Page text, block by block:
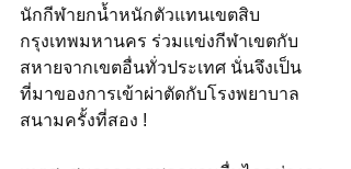
นักกีฬายกน้ำหนักตัวแทนเขตสิบ
กรุงเทพมหานคร ร่วมแข่งกีฬาเขตกับ
สหายจากเขตอื่นทั่วประเทศ นั่นจึงเป็น
ที่มาของการเข้าผ่าตัดกับโรงพยาบาล
สนามครั้งที่สอง !